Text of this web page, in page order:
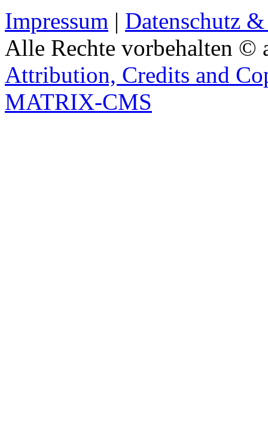
Impressum | Datenschutz
Alle Rechte vorbehalten ©
Attribution, Credits and
MATRIX-CMS